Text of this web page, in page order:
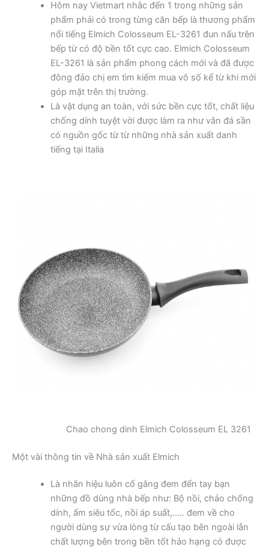
Hôm nay Vietmart nhắc đến 1 trong những sản
phẩm phải có trong từng căn bếp là thương phẩm
nổi tiếng Elmich Colosseum EL-3261 đun nấu trên
bếp từ có độ bền tốt cực cao. Elmich Colosseum
EL-3261 là sản phẩm phong cách mới và đã được
đông đảo chị em tìm kiếm mua vô số kể từ khi mới
góp mặt trên thị trường.
Là vật dụng an toàn, với sức bền cực tốt, chất liệu
chống dính tuyệt vời được làm ra như vân đá sần
có nguồn gốc từ từ những nhà sản xuất danh
tiếng tại Italia
Chao chong dinh Elmich Colosseum EL 3261
Một vài thông tin về Nhà sản xuất Elmich
Là nhãn hiệu luôn cố gắng đem đến tay bạn
những đồ dùng nhà bếp như: Bộ nồi, chảo chống
dính, ấm siêu tốc, nồi áp suất,….. đem về cho
người dùng sự vừa lòng từ cấu tạo bên ngoài lẫn
chất lượng bên trong bền tốt hảo hạng có được